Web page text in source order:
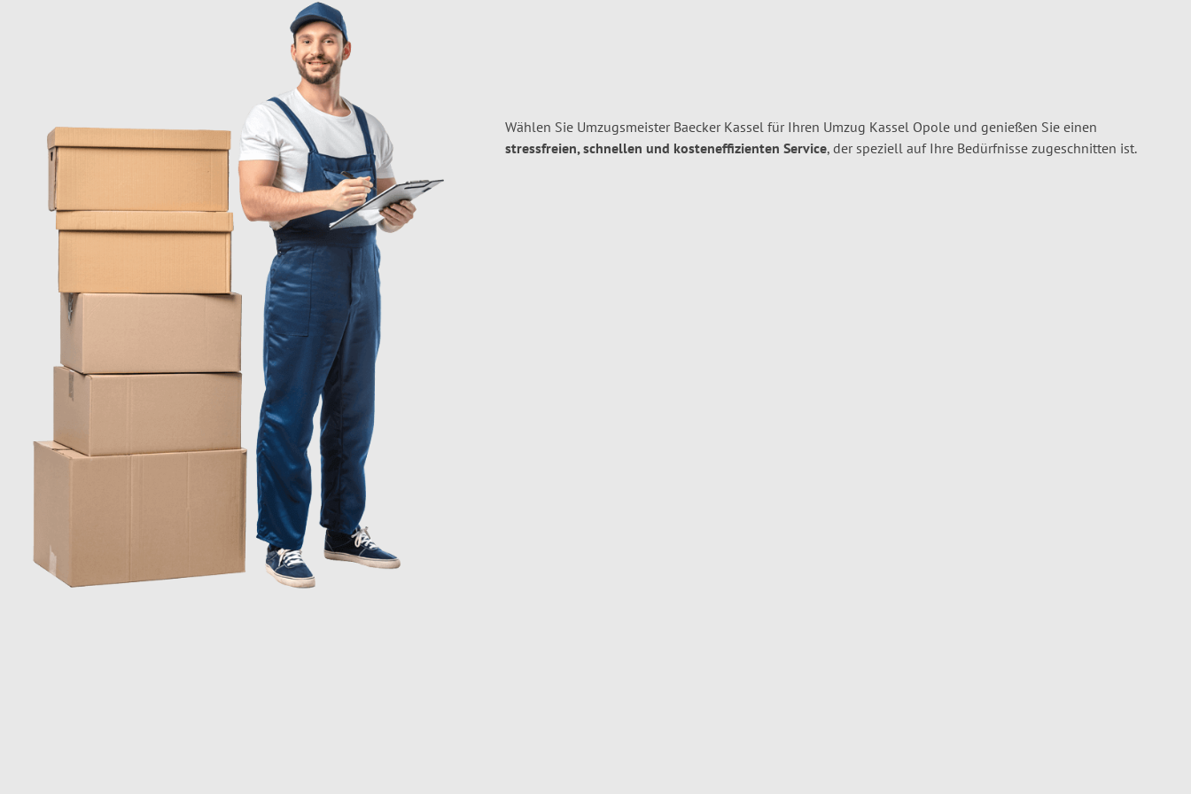
Wählen Sie Umzugsmeister Baecker Kassel für Ihren Umzug Kassel Opole und genießen Sie einen
stressfreien, schnellen und kosteneffizienten Service, der speziell auf Ihre Bedürfnisse zugeschnitten ist.